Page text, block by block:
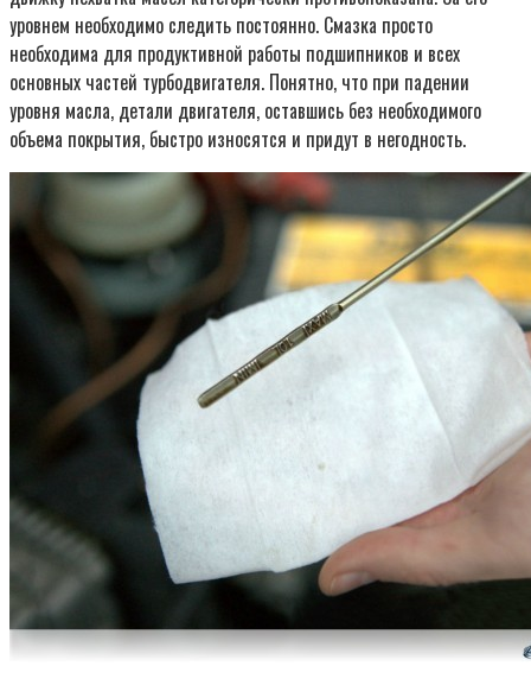
уровнем необходимо следить постоянно. Смазка просто
необходима для продуктивной работы подшипников и всех
основных частей турбодвигателя. Понятно, что при падении
уровня масла, детали двигателя, оставшись без необходимого
объема покрытия, быстро износятся и придут в негодность.